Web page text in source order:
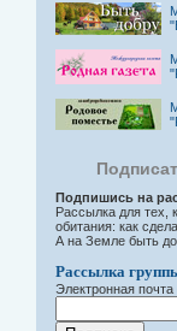
Подпишись на
Рассылка для тех,
обитания: как
А на Земле быть
Рассылка
Электронная